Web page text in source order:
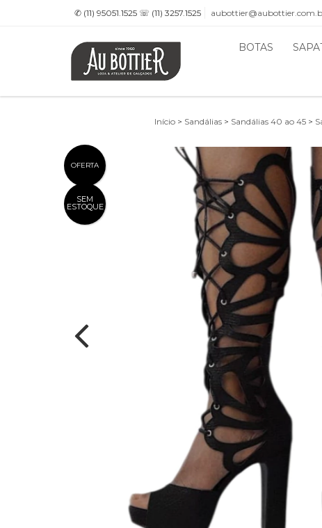
✆ (11) 95051.1525 ☏ (11) 3257.1525
BOTAS
Início > Sandálias > Sandálias 40 ao 45 >
OFERTA
SEM
ESTOQUE